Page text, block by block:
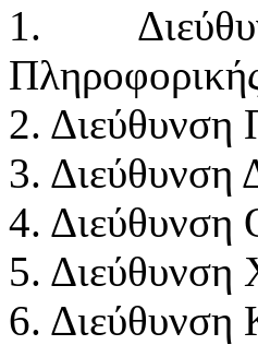
1.
2. Διεύθυνση
3. Διεύθυνση
4. Διεύθυνση
5. Διεύθυνση
6.